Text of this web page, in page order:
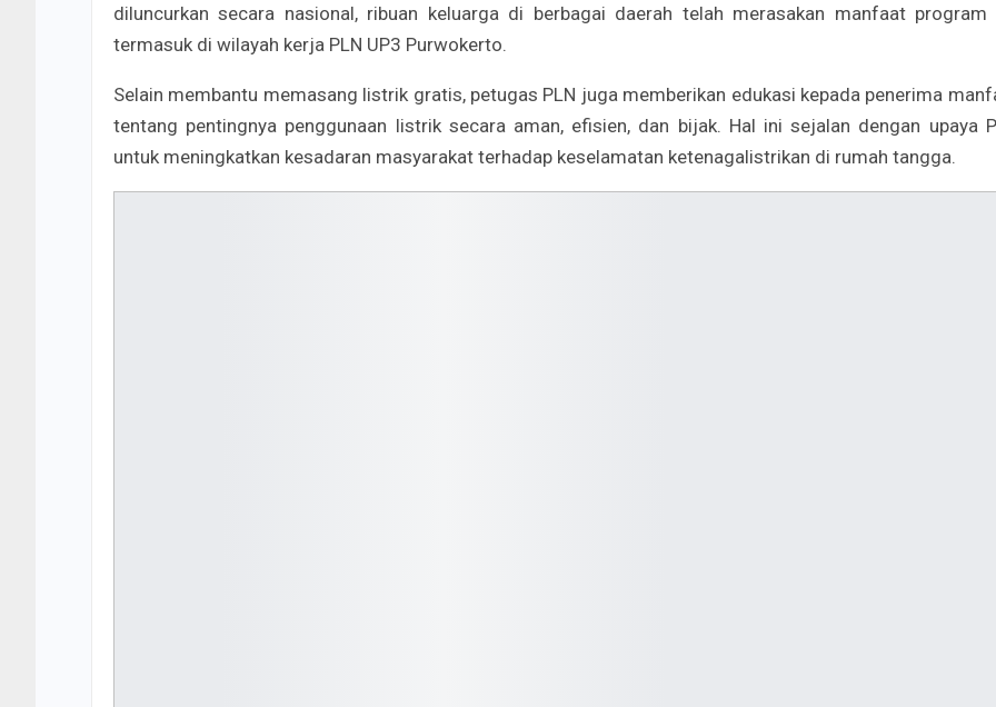
diluncurkan secara nasional, ribuan keluarga di berbagai daerah telah merasakan manfaat program
termasuk di wilayah kerja PLN UP3 Purwokerto.
Selain membantu memasang listrik gratis, petugas PLN juga memberikan edukasi kepada penerima
tentang pentingnya penggunaan listrik secara aman, efisien, dan bijak. Hal ini sejalan dengan upaya
untuk meningkatkan kesadaran masyarakat terhadap keselamatan ketenagalistrikan di rumah tangga.